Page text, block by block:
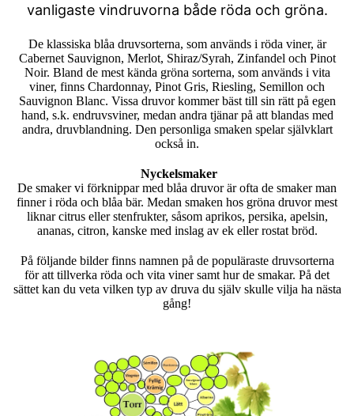
vanligaste vindruvorna både röda och gröna.
De klassiska blåa druvsorterna, som används i röda viner, är
Cabernet Sauvignon, Merlot, Shiraz/Syrah, Zinfandel och Pinot
Noir. Bland de mest kända gröna sorterna, som används i vita
viner, finns Chardonnay, Pinot Gris, Riesling, Semillon och
Sauvignon Blanc. Vissa druvor kommer bäst till sin rätt på egen
hand, s.k. endruvsviner, medan andra tjänar på att blandas med
andra, druvblandning. Den personliga smaken spelar självklart
också in.
Nyckelsmaker
De smaker vi förknippar med blåa druvor är ofta de smaker man
finner i röda och blåa bär. Medan smaken hos gröna druvor mest
liknar citrus eller stenfrukter, såsom aprikos, persika, apelsin,
ananas, citron, kanske med inslag av ek eller rostat bröd.
På följande bilder finns namnen på de populäraste druvsorterna
för att tillverka röda och vita viner samt hur de smakar. På det
sättet kan du veta vilken typ av druva du själv skulle vilja ha nästa
gång!